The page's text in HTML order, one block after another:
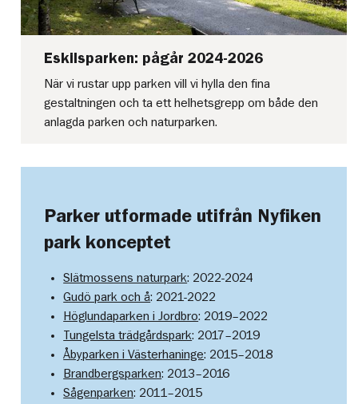
Eskilsparken: pågår 2024-2026
När vi rustar upp parken vill vi hylla den fina
gestaltningen och ta ett helhetsgrepp om både den
anlagda parken och naturparken.
Parker utformade utifrån Nyfiken
park konceptet
Slätmossens naturpark: 2022-2024
Gudö park och å: 2021-2022
Höglundaparken i Jordbro: 2019–2022
Tungelsta trädgårdspark: 2017–2019
Åbyparken i Västerhaninge: 2015–2018
Brandbergsparken: 2013–2016
Sågenparken: 2011–2015